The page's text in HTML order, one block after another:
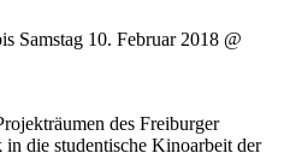
Samstag 10. Februar 2018 @
des Freiburger
die studentische Kinoarbeit der